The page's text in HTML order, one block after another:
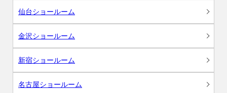
仙台ショールーム
金沢ショールーム
新宿ショールーム
名古屋ショールーム